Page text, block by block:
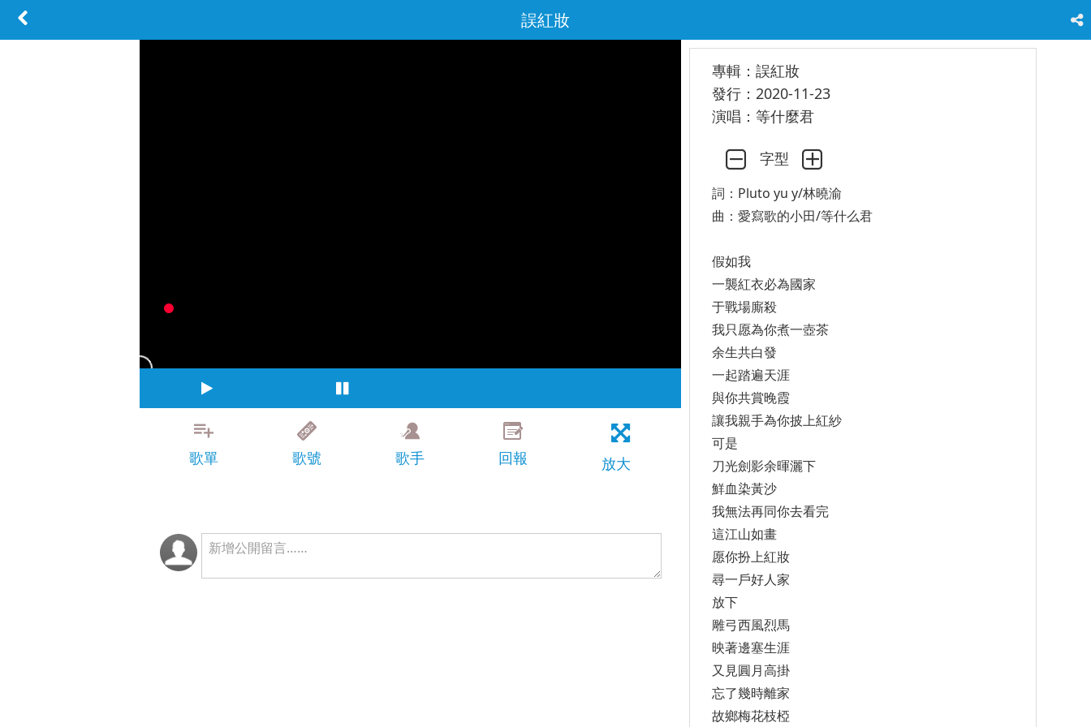
誤紅妝
歌單 歌號 歌手 回報 放大
專輯：誤紅妝
發行：2020-11-23
演唱：等什麼君
字型
詞：Pluto yu y/林曉渝
曲：愛寫歌的小田/等什么君
假如我
一襲紅衣必為國家
于戰場廝殺
我只愿為你煮一壺茶
余生共白發
一起踏遍天涯
與你共賞晚霞
讓我親手為你披上紅紗
可是
刀光劍影余暉灑下
鮮血染黃沙
我無法再同你去看完
這江山如畫
愿你扮上紅妝
尋一戶好人家
放下
雕弓西風烈馬
映著邊塞生涯
又見圓月高掛
忘了幾時離家
故鄉梅花枝椏